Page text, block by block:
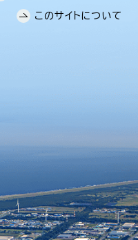
このサイトについて